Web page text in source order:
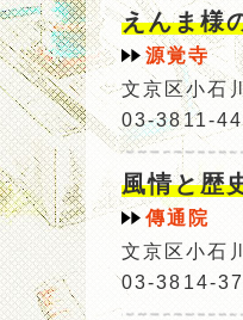
えんま様
源覚寺
文京区小石
03-3811-
風情と歴
傳通院
文京区小石
03-3814-